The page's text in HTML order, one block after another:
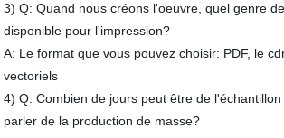
3) Q: Quand nous créons l'oeuvre, quel genre
disponible pour l'impression?
A: Le format que vous pouvez choisir: PDF, le
vectoriels
4) Q: Combien de jours peut être de
parler de la production de masse?